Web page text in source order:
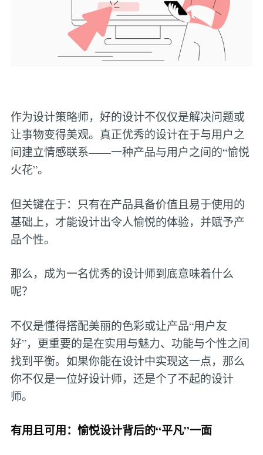
作为设计策略师，好的设计不仅仅是解决问题或
让事物变得美观。真正优秀的设计在于与用户之
间建立情感联系——一种产品与用户之间的“愉悦
火花”。
但关键在于：只有在产品具备价值且易于使用的
基础上，才能设计出令人愉悦的体验，并赋予产
品个性。
那么，成为一名优秀的设计师到底意味着什么
呢？
不仅是懂得搭配美丽的色彩或让产品“用户友
好”，更重要的是在实用与魅力、功能与个性之间
找到平衡。如果你能在设计中实现这一点，那么
你不仅是一位好设计师，还是个了不起的设计
师。
有用且可用：愉悦设计背后的“平凡”一面